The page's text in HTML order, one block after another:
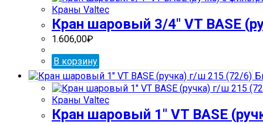
Краны Valtec
Кран шаровый 3/4″ VT BASE
1.606,00₽
В корзину
Краны Valtec
Кран шаровый 1″ VT BASE